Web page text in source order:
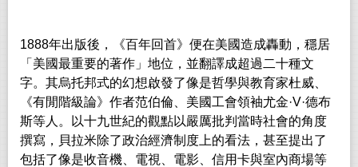
1888年出版後，《百年回首》便在美國造成轟動，穩居
「美國最重要的著作」地位，並翻譯成超過二十種文
字。其烏托邦式的幻想啟發了像是哲學與教育家杜威、
《有閒階級論》作者范伯倫、美國工會領袖尤金·V·德布
斯等人。以十九世紀的觀點以嚴厲批判當時社會的角度
撰寫，貝拉米除了政治經濟制度上的看法，甚至提出了
包括了像是收音機、電視、電影、信用卡與室內商場等